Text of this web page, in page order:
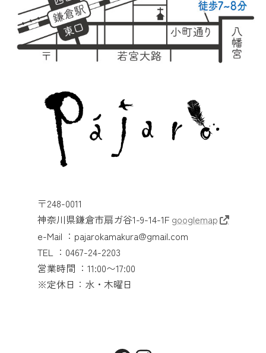
〒248-0011
神奈川県鎌倉市扇ガ谷1-9-14-1F googlemap
e-Mail ：pajarokamakura@gmail.com
TEL ：0467-24-2203
営業時間 ：11:00〜17:00
※定休日：水・木曜日